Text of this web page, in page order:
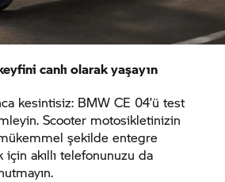
canlı olarak yaşayın
kesintisiz: BMW CE 04’ü test
Scooter motosikletinizin
mükemmel şekilde entegre
akıllı telefonunuzu da